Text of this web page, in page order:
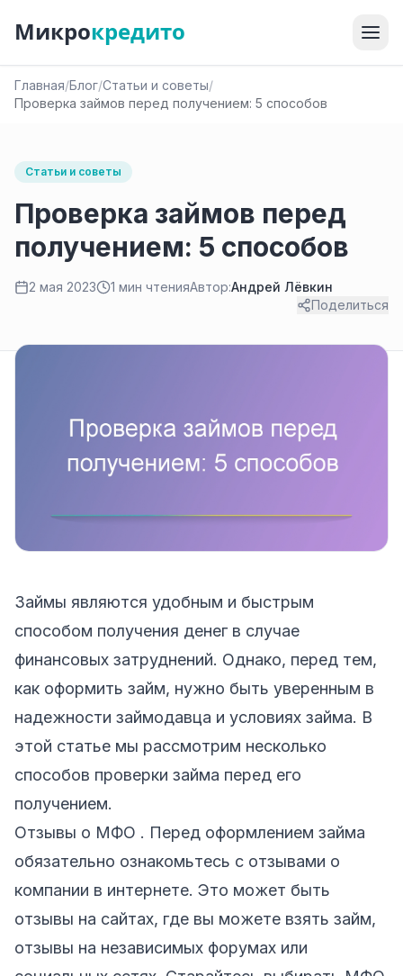
Микрокредито
Главная/Блог/Статьи и советы/
Проверка займов перед получением: 5 способов
Статьи и советы
Проверка займов перед
получением: 5 способов
2 мая 2023 1 мин чтенияАвтор:Андрей Лёвкин
Поделиться
Займы являются удобным и быстрым
способом получения денег в случае
финансовых затруднений. Однако, перед тем,
как оформить займ, нужно быть уверенным в
надежности займодавца и условиях займа. В
этой статье мы рассмотрим несколько
способов проверки займа перед его
получением.
Отзывы о МФО . Перед оформлением займа
обязательно ознакомьтесь с отзывами о
компании в интернете. Это может быть
отзывы на сайтах, где вы можете взять займ,
отзывы на независимых форумах или